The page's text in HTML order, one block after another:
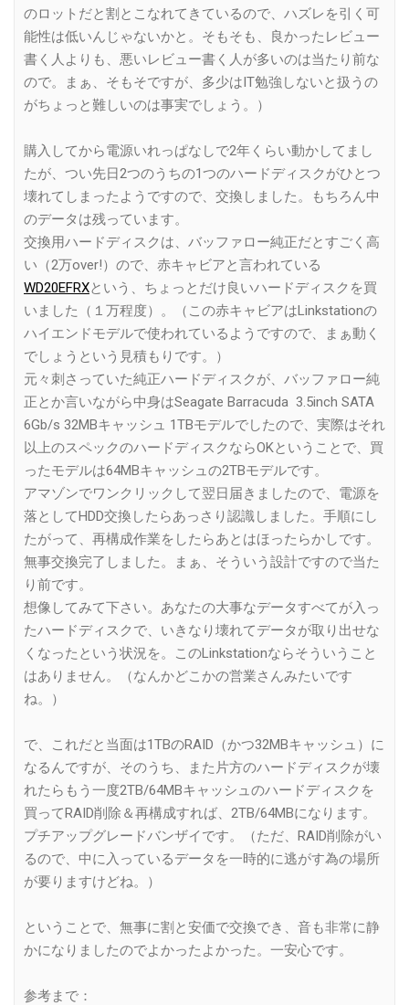
のロットだと割とこなれてきているので、ハズレを引く可
能性は低いんじゃないかと。そもそも、良かったレビュー
書く人よりも、悪いレビュー書く人が多いのは当たり前な
ので。まぁ、そもそですが、多少はIT勉強しないと扱うの
がちょっと難しいのは事実でしょう。）
購入してから電源いれっぱなしで2年くらい動かしてまし
たが、つい先日2つのうちの1つのハードディスクがひとつ
壊れてしまったようですので、交換しました。もちろん中
のデータは残っています。
交換用ハードディスクは、バッファロー純正だとすごく高
い（2万over!）ので、赤キャビアと言われている
WD20EFRXという、ちょっとだけ良いハードディスクを買
いました（１万程度）。（この赤キャビアはLinkstationの
ハイエンドモデルで使われているようですので、まぁ動く
でしょうという見積もりです。）
元々刺さっていた純正ハードディスクが、バッファロー純
正とか言いながら中身はSeagate Barracuda 3.5inch SATA
6Gb/s 32MBキャッシュ 1TBモデルでしたので、実際はそれ
以上のスペックのハードディスクならOKということで、買
ったモデルは64MBキャッシュの2TBモデルです。
アマゾンでワンクリックして翌日届きましたので、電源を
落としてHDD交換したらあっさり認識しました。手順にし
たがって、再構成作業をしたらあとはほったらかしです。
無事交換完了しました。まぁ、そういう設計ですので当た
り前です。
想像してみて下さい。あなたの大事なデータすべてが入っ
たハードディスクで、いきなり壊れてデータが取り出せな
くなったという状況を。このLinkstationならそういうこと
はありません。（なんかどこかの営業さんみたいです
ね。）
で、これだと当面は1TBのRAID（かつ32MBキャッシュ）に
なるんですが、そのうち、また片方のハードディスクが壊
れたらもう一度2TB/64MBキャッシュのハードディスクを
買ってRAID削除＆再構成すれば、2TB/64MBになります。
プチアップグレードバンザイです。（ただ、RAID削除がい
るので、中に入っているデータを一時的に逃がす為の場所
が要りますけどね。）
ということで、無事に割と安価で交換でき、音も非常に静
かになりましたのでよかったよかった。一安心です。
参考まで：